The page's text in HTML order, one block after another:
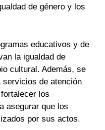
de género y los
educativos y de
la igualdad de
cultural. Además, se
servicios de atención
los
asegurar que los
por sus actos.